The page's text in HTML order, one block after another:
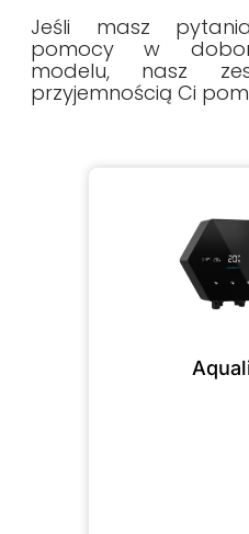
Jeśli masz
pomocy w
modelu, nasz
przyjemnością Ci